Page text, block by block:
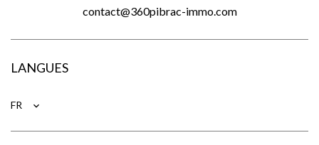
contact@360pibrac-immo.com
LANGUES
FR